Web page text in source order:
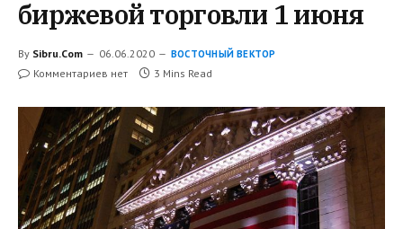
биржевой торговли 1 июня
By Sibru.Com 06.06.2020 ВОСТОЧНЫЙ ВЕКТОР
Комментариев нет 3 Mins Read